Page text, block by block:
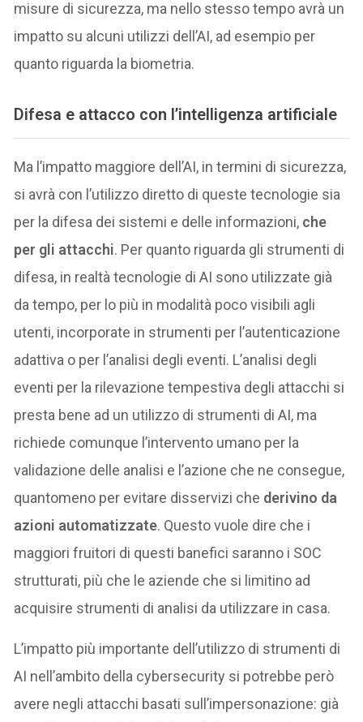
misure di sicurezza, ma nello stesso tempo avrà un
impatto su alcuni utilizzi dell’AI, ad esempio per
quanto riguarda la biometria.
Difesa e attacco con l’intelligenza artificiale
Ma l’impatto maggiore dell’AI, in termini di sicurezza,
si avrà con l’utilizzo diretto di queste tecnologie sia
per la difesa dei sistemi e delle informazioni, che
per gli attacchi. Per quanto riguarda gli strumenti di
difesa, in realtà tecnologie di AI sono utilizzate già
da tempo, per lo più in modalità poco visibili agli
utenti, incorporate in strumenti per l’autenticazione
adattiva o per l’analisi degli eventi. L’analisi degli
eventi per la rilevazione tempestiva degli attacchi si
presta bene ad un utilizzo di strumenti di AI, ma
richiede comunque l’intervento umano per la
validazione delle analisi e l’azione che ne consegue,
quantomeno per evitare disservizi che derivino da
azioni automatizzate. Questo vuole dire che i
maggiori fruitori di questi banefici saranno i SOC
strutturati, più che le aziende che si limitino ad
acquisire strumenti di analisi da utilizzare in casa.
L’impatto più importante dell’utilizzo di strumenti di
AI nell’ambito della cybersecurity si potrebbe però
avere negli attacchi basati sull’impersonazione: già